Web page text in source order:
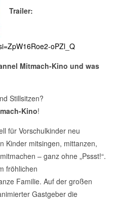
Trailer:
oPZl_Q
Mitmach-Kino und was
Stillsitzen?
Kino!
für Vorschulkinder neu
Kinder mitsingen, mittanzen,
– ganz ohne „Pssst!“.
fröhlichen
Familie. Auf der großen
Gastgeber die